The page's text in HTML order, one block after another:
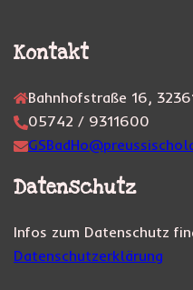
Kontakt
Bahnhofstraße 16,
05742 / 9311600
Datenschutz
Infos zum Datenschutz
Datenschutzerklärung